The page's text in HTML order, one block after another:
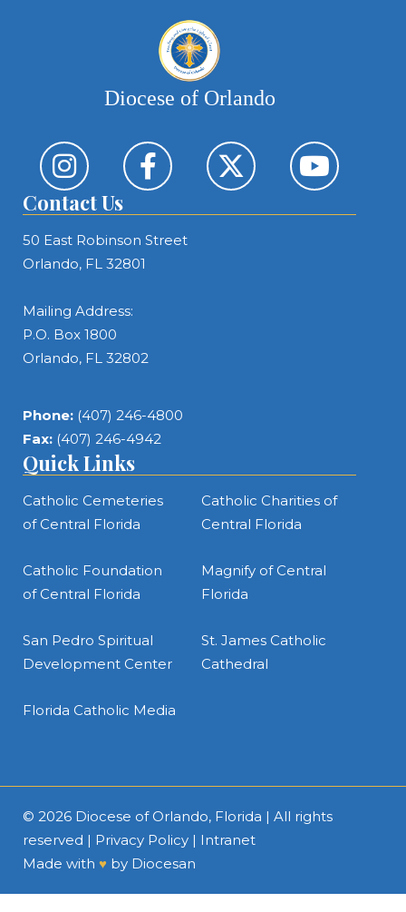
Diocese of Orlando
Contact Us
50 East Robinson Street
Orlando, FL 32801
Mailing Address:
P.O. Box 1800
Orlando, FL 32802
Phone: (407) 246-4800
Fax: (407) 246-4942
Quick Links
Catholic Cemeteries
of Central Florida
Catholic Charities of
Central Florida
Catholic Foundation
of Central Florida
Magnify of Central
Florida
San Pedro Spiritual
Development Center
St. James Catholic
Cathedral
Florida Catholic Media
© 2026 Diocese of Orlando, Florida | All rights
reserved | Privacy Policy | Intranet
Made with ♥ by Diocesan